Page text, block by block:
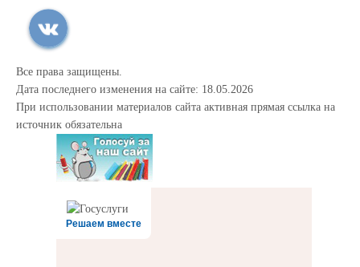
Все права защищены.
Дата последнего изменения на сайте: 18.05.2026
При использовании материалов сайта активная прямая ссылка на
источник обязательна
Решаем вместе